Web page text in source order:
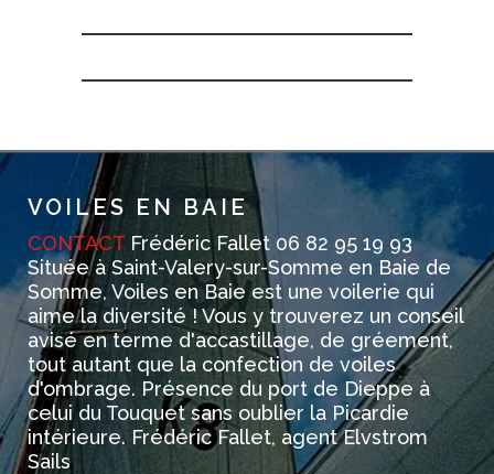
VOILES EN BAIE
CONTACT Frédéric Fallet 06 82 95 19 93
Située à Saint-Valery-sur-Somme en Baie de
Somme, Voiles en Baie est une voilerie qui
aime la diversité ! Vous y trouverez un conseil
avisé en terme d'accastillage, de gréement,
tout autant que la confection de voiles
d'ombrage. Présence du port de Dieppe à
celui du Touquet sans oublier la Picardie
intérieure. Frédéric Fallet, agent Elvstrom
Sails